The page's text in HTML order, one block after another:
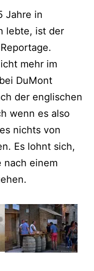
Jahre in
lebte, ist der
mehr im
DuMont
der englischen
wenn es also
nichts von
Es lohnt sich,
nach einem